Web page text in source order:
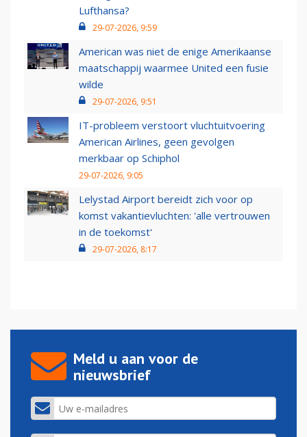
Lufthansa?
29-07-2026, 9:59
American was niet de enige Amerikaanse
maatschappij waarmee United een fusie
wilde
29-07-2026, 9:51
IT-probleem verstoort vluchtuitvoering
American Airlines, geen gevolgen
merkbaar op Schiphol
29-07-2026, 9:05
Lelystad Airport bereidt zich voor op
komst vakantievluchten: 'alle vertrouwen
in de toekomst'
29-07-2026, 8:17
Meld u aan voor de
nieuwsbrief